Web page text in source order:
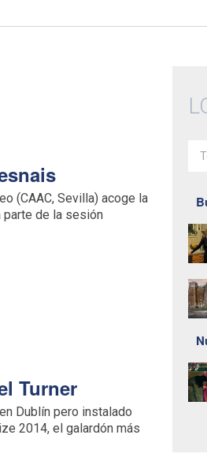
(CAAC, Sevilla) acoge la
parte de la sesión
Turner
Dublín pero instalado
2014, el galardón más